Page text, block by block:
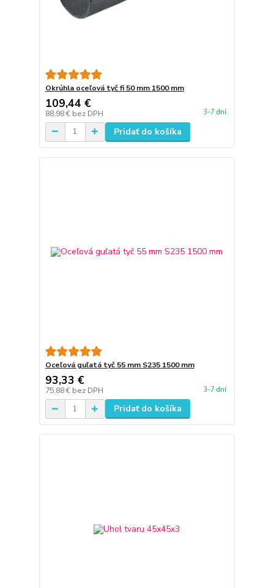
Okrúhla oceľová tyč fi 50 mm 1500 mm
109,44 €
88,98 € bez DPH 3-7 dní
Pridať do košíka
Oceľová guľatá tyč 55 mm S235 1500 mm
93,33 €
75,88 € bez DPH 3-7 dní
Pridať do košíka